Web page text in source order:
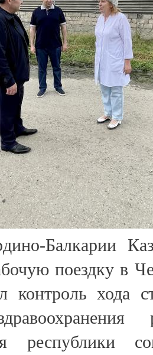
Балкарии
поездку в
контроль хода
республики